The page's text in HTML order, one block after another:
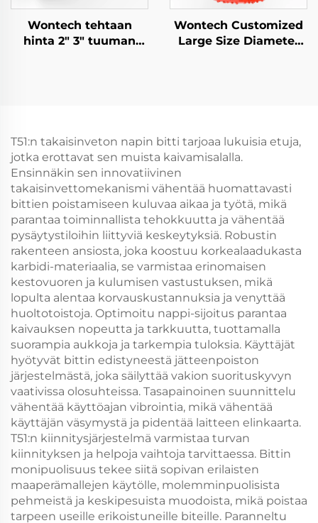
Wontech tehtaan
hinta 2" 3" tuuman
Wontech Customized
Large Size Diameter
T51:n takaisinveton napin bitti tarjoaa lukuisia etuja,
jotka erottavat sen muista kaivamisalalla.
Ensinnäkin sen innovatiivinen
takaisinvettomekanismi vähentää huomattavasti
bittien poistamiseen kuluvaa aikaa ja työtä, mikä
parantaa toiminnallista tehokkuutta ja vähentää
pysäytystiloihin liittyviä keskeytyksiä. Robustin
rakenteen ansiosta, joka koostuu korkealaadukasta
karbidi-materiaalia, se varmistaa erinomaisen
kestovuoren ja kulumisen vastustuksen, mikä
lopulta alentaa korvauskustannuksia ja venyttää
huoltotoistoja. Optimoitu nappi-sijoitus parantaa
kaivauksen nopeutta ja tarkkuutta, tuottamalla
suorampia aukkoja ja tarkempia tuloksia. Käyttäjät
hyötyvät bittin edistyneestä jätteenpoiston
järjestelmästä, joka säilyttää vakion suorituskyvyn
vaativissa olosuhteissa. Tasapainoinen suunnittelu
vähentää käyttöajan vibrointia, mikä vähentää
käyttäjän väsymystä ja pidentää laitteen elinkaarta.
T51:n kiinnitysjärjestelmä varmistaa turvan
kiinnityksen ja helpoja vaihtoja tarvittaessa. Bittin
monipuolisuus tekee siitä sopivan erilaisten
maaperämallejen käytölle, molemminpuolisista
pehmeistä ja keskipesuista muodoista, mikä poistaa
tarpeen useille erikoistuneille biteille. Paranneltu